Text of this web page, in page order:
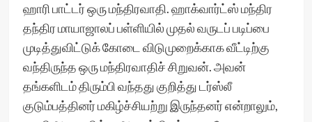
ஹாரி பாட்டர் ஒரு மந்திரவாதி. ஹாக்வார்ட்ஸ் மந்திர
தந்திர மாயாஜாலப் பள்ளியில் முதல் வருடப் படிப்பை
முடித்துவிட்டுக் கோடை விடுமுறைக்காக வீட்டிற்கு
வந்திருந்த ஒரு மந்திரவாதிச் சிறுவன். அவன்
தங்களிடம் திரும்பி வந்தது குறித்து டர்ஸ்லீ
குடும்பத்தினர் மகிழ்ச்சியற்று இருந்தனர் என்றாலும்,